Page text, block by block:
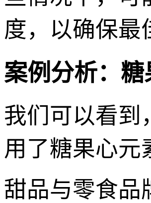
度，以确保最
案例分析：
我们可以看到
用了糖果心元
甜品与零食品